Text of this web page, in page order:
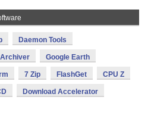
Daemon Tools
Google Earth
7 Zip FlashGet CPU Z
Download Accelerator